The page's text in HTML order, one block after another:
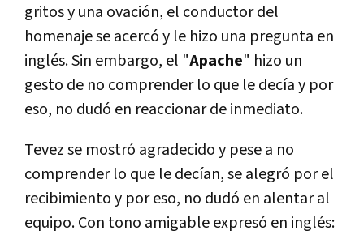
gritos y una ovación, el conductor del
homenaje se acercó y le hizo una pregunta en
inglés. Sin embargo, el "Apache" hizo un
gesto de no comprender lo que le decía y por
eso, no dudó en reaccionar de inmediato.
Tevez se mostró agradecido y pese a no
comprender lo que le decían, se alegró por el
recibimiento y por eso, no dudó en alentar al
equipo. Con tono amigable expresó en inglés: